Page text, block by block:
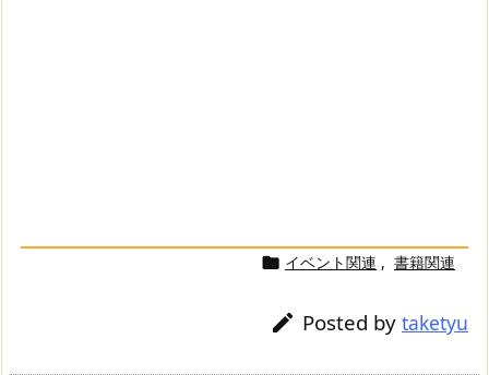
 イベント関連 , 書籍関連
 Posted by taketyu